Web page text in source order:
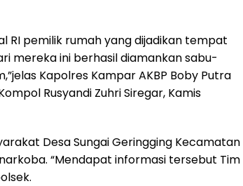
RI pemilik rumah yang dijadikan tempat
mereka ini berhasil diamankan sabu-
Kapolres Kampar AKBP Boby Putra
Rusyandi Zuhri Siregar, Kamis
Desa Sungai Geringging Kecamatan
“Mendapat informasi tersebut Tim